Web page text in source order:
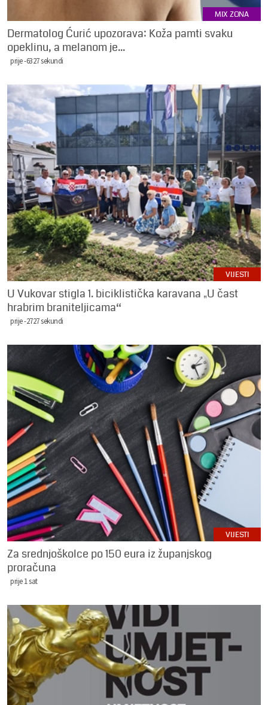
MIX ZONA
Dermatolog Ćurić upozorava: Koža pamti svaku
opeklinu, a melanom je...
prije -6327 sekundi
VIJESTI
U Vukovar stigla 1. biciklistička karavana „U čast
hrabrim braniteljicama“
prije -2727 sekundi
VIJESTI
Za srednjoškolce po 150 eura iz županjskog
proračuna
prije 1 sat